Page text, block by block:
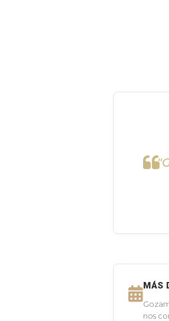
MÁS
nos